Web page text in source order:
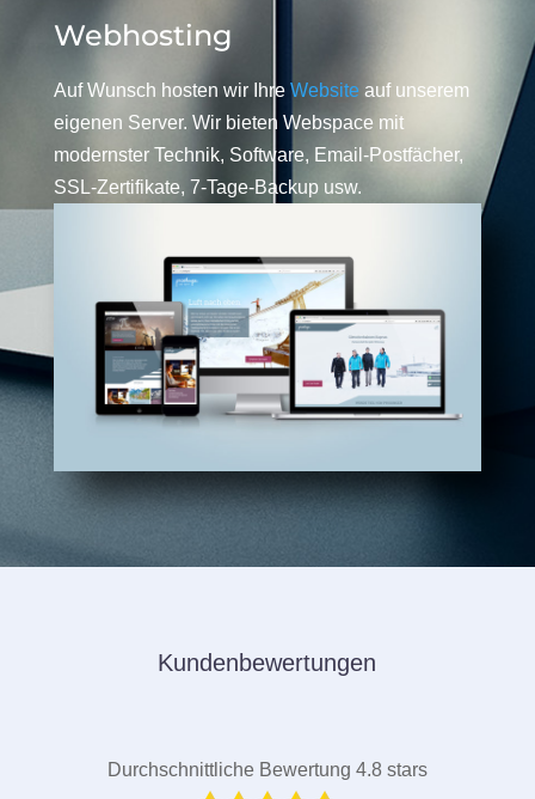
Webhosting
Auf Wunsch hosten wir Ihre Website auf unserem
eigenen Server. Wir bieten Webspace mit
modernster Technik, Software, Email-Postfächer,
SSL-Zertifikate, 7-Tage-Backup usw.
Kundenbewertungen
Durchschnittliche Bewertung 4.8 stars